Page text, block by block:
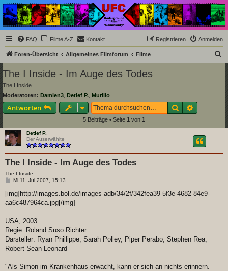
Underground Film
Community
Die Underground Film Community ist ein deutschsprachiges Filmforum und ein Paradies
für Cineasten und Filmsüchtige jenseits des Mainstreams.
FAQ Filme A-Z Kontakt Anmelden
Registrieren
Foren-Übersicht Allgemeines Filmforum Filme
The I Inside - Im Auge des Todes
The I Inside
Moderatoren: Damien3 Detlef P. Murillo
Antworten Suche
5 Beiträge • Seite 1 von 1
Detlef P.
Der Auserwählte
The I Inside - Im Auge des Todes
The I Inside
B
i
r
Mi 11. Jul 2007, 15:13
[img]http://images.bol.de/images-adb/34/2f/342fea39-5f3e-4682-84e9-
aa6c487964ca.jpg[/img]
USA, 2003
Regie: Roland Suso Richter
Darsteller: Ryan Phillippe, Sarah Polley, Piper Perabo, Stephen Rea,
Robert Sean Leonard
"Als Simon im Krankenhaus erwacht, kann er sich an nichts erinnern.